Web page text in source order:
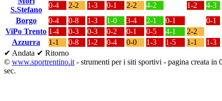
S.Stefano
0-4 2-2 1-3 0-1 2-2 4-2 1-2
4-3
Borgo
0-4 0-8 1-3 1-0 3-4 2-1 0-1
0-1
ViPo Trento 1-4 0-3 0-3 0-2 0-1 0-5 4-1
2-2
Azzurra
1-1 0-8 1-2 0-4 0-0 1-3 1-5 1-1
1-3
✔ Andata ✔ Ritorno
© www.sportrentino.it - strumenti per i siti sportivi - pagina creata in
sec.